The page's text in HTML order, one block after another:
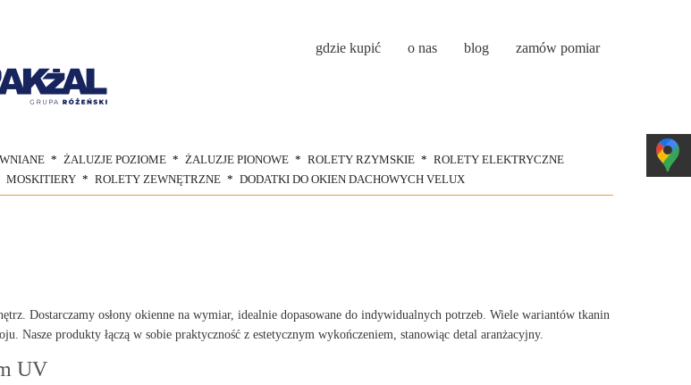
gdzie kupić o nas blog zamów pomiar
ŻALUZJE POZIOME ŻALUZJE PIONOWE ROLETY RZYMSKIE
ROLETY ELEKTRYCZNE
MOSKITIERY ROLETY ZEWNĘTRZNE DODATKI DO OKIEN DACHOWYCH VELUX
Dostarczamy osłony okienne na wymiar, idealnie dopasowane do indywidualnych potrzeb. Wiele wariantów tkanin
Nasze produkty łączą w sobie praktyczność z estetycznym wykończeniem, stanowiąc detal aranżacyjny.
UV